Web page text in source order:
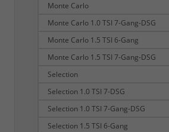
Monte Carlo
Monte Carlo 1.0 TSI 7-Gang-DSG
Monte Carlo 1.5 TSI 6-Gang
Monte Carlo 1.5 TSI 7-Gang-DSG
Selection
Selection 1.0 TSI 7-DSG
Selection 1.0 TSI 7-Gang-DSG
Selection 1.5 TSI 6-Gang